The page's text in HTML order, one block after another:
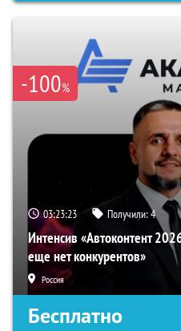
-100%
03:23:22 Получили:4
Интенсив «Автоконтент
еще нет конкурентов»
Россия
Бесплатно